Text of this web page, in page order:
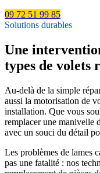
09 72 51 99 85
Solutions durables
Une
types de volets
Au-delà de la simple
aussi la motorisation de
installation. Que vous
remplacer une manivelle
avec un souci du détail
Les problèmes de lames
pas une fatalité : nos